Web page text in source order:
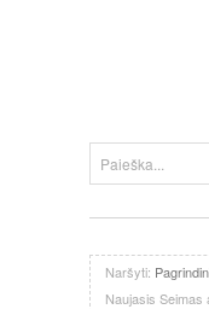
Naršyti:
Naujasis